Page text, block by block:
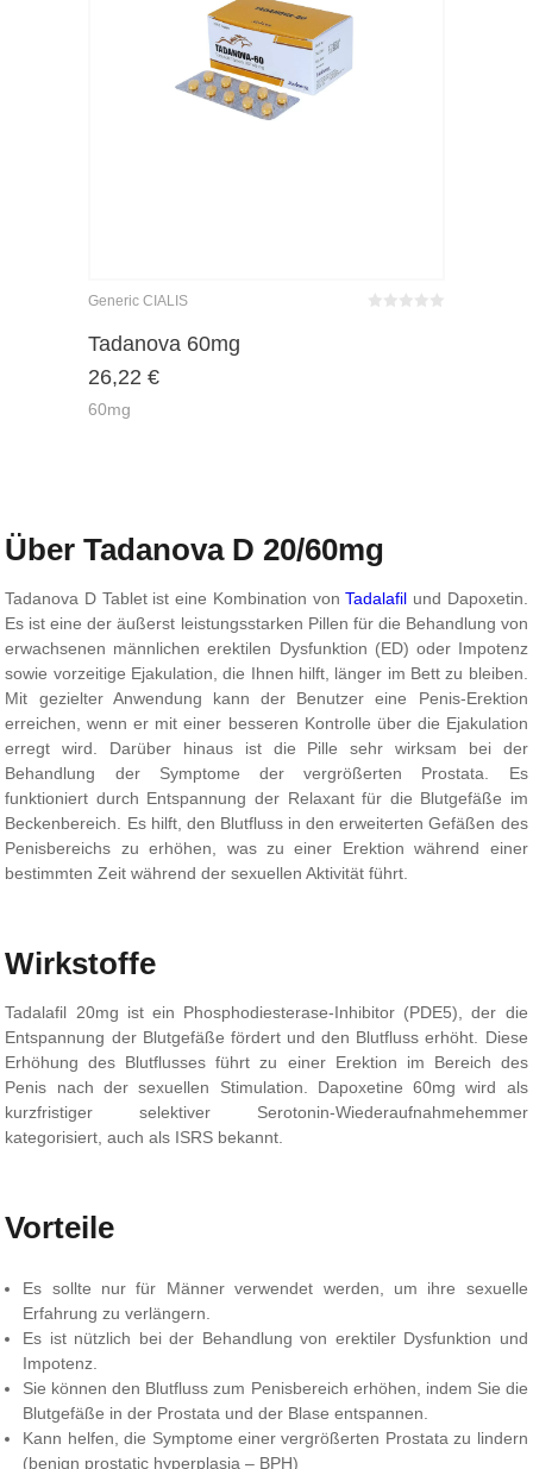
Generic CIALIS
Tadanova 60mg
26,22 €
60mg
Über Tadanova D 20/60mg
Tadanova D Tablet ist eine Kombination vonTadalafil und Dapoxetin.
Es ist eine der äußerst leistungsstarken Pillen für die Behandlung von
erwachsenen männlichen erektilen Dysfunktion (ED) oder Impotenz
sowie vorzeitige Ejakulation, die Ihnen hilft, länger im Bett zu bleiben.
Mit gezielter Anwendung kann der Benutzer eine Penis-Erektion
erreichen, wenn er mit einer besseren Kontrolle über die Ejakulation
erregt wird. Darüber hinaus ist die Pille sehr wirksam bei der
Behandlung der Symptome der vergrößerten Prostata. Es
funktioniert durch Entspannung der Relaxant für die Blutgefäße im
Beckenbereich. Es hilft, den Blutfluss in den erweiterten Gefäßen des
Penisbereichs zu erhöhen, was zu einer Erektion während einer
bestimmten Zeit während der sexuellen Aktivität führt.
Wirkstoffe
Tadalafil 20mg ist ein Phosphodiesterase-Inhibitor (PDE5), der die
Entspannung der Blutgefäße fördert und den Blutfluss erhöht. Diese
Erhöhung des Blutflusses führt zu einer Erektion im Bereich des
Penis nach der sexuellen Stimulation. Dapoxetine 60mg wird als
kurzfristiger selektiver Serotonin-Wiederaufnahmehemmer
kategorisiert, auch als ISRS bekannt.
Vorteile
Es sollte nur für Männer verwendet werden, um ihre sexuelle
Erfahrung zu verlängern.
Es ist nützlich bei der Behandlung von erektiler Dysfunktion und
Impotenz.
Sie können den Blutfluss zum Penisbereich erhöhen, indem Sie die
Blutgefäße in der Prostata und der Blase entspannen.
Kann helfen, die Symptome einer vergrößerten Prostata zu lindern
(benign prostatic hyperplasia – BPH)